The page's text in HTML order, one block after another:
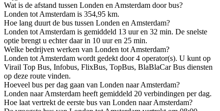
Wat is de afstand tussen Londen en Amsterdam door bus?
Londen tot Amsterdam is 354,95 km.
Hoe lang duurt de bus tussen Londen en Amsterdam?
Londen tot Amsterdam is gemiddeld 13 uur en 32 min. De snelste
optie brengt u echter daar in 10 uur en 25 min.
Welke bedrijven werken van Londen tot Amsterdam?
Londen tot Amsterdam wordt gedekt door 4 operator(s). U kunt op
Virail Top Bus, Infobus, FlixBus, TopBus, BlaBlaCar Bus diensten
op deze route vinden.
Hoeveel bus per dag gaan van Londen naar Amsterdam?
Londen naar Amsterdam heeft gemiddeld 20 verbindingen per dag.
Hoe laat vertrekt de eerste bus van Londen naar Amsterdam?